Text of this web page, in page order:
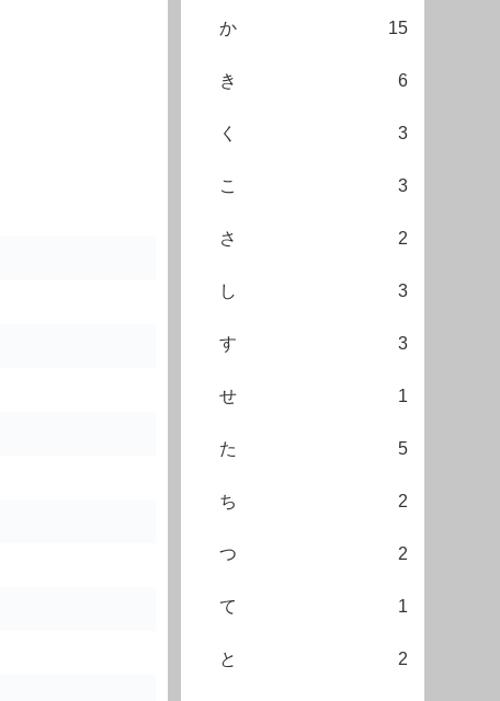
か 15
き 6
く 3
こ 3
さ 2
し 3
す 3
せ 1
た 5
ち 2
つ 2
て 1
と 2